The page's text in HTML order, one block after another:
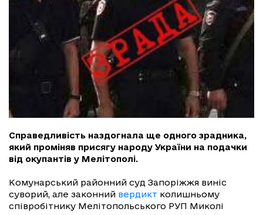
Справедливість наздогнала ще одного зрадника,
який проміняв присягу народу України на подачки
від окупантів у Мелітополі.
Комунарський районний суд Запоріжжя виніс
суворий, але законний вердикт колишньому
співробітнику Мелітопольського РУП Миколі